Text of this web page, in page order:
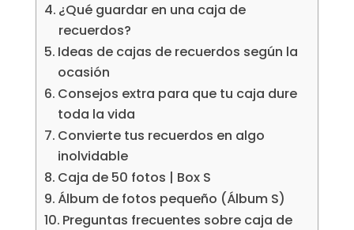
¿Qué guardar en una caja de
recuerdos?
Ideas de cajas de recuerdos según la
ocasión
Consejos extra para que tu caja dure
toda la vida
Convierte tus recuerdos en algo
inolvidable
Caja de 50 fotos | Box S
Álbum de fotos pequeño (Álbum S)
Preguntas frecuentes sobre caja de